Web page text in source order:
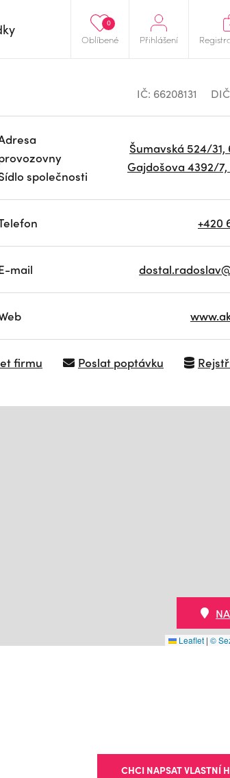
Oblíbené
0
Přihlášení
IČ: 66208131
společnosti
Šumavská 524/
Gajdošova 4392/7,
+420
mail
firmu Poslat poptávku
Leaflet | ©
CHCI NAPSAT VLASTNÍ